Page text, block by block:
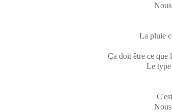
La pluie
Ça doit être ce que
Le type